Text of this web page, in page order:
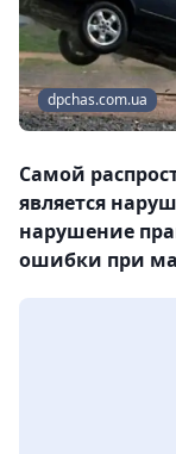
dpchas.com.ua
Самой
является
нарушение
ошибки при